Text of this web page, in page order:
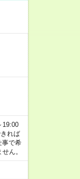
19:00
れば
事で希
ん。